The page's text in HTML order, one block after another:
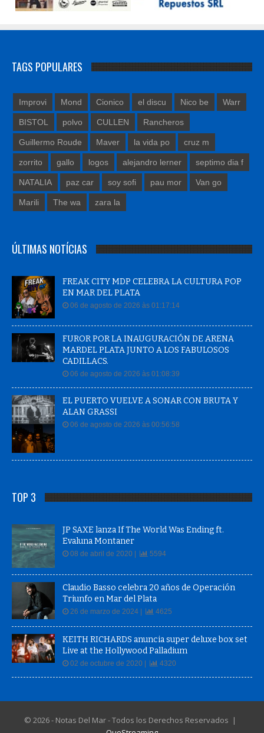
TAGS POPULARES
Improvi Mond Cionico el discu Nico be Warr
BISTOL polvo CULLEN Rancheros
Guillermo Roude Maver la vida po cruz m
zorrito gallo logos alejandro lerner septimo dia f
NATALIA paz car soy sofi pau mor Van go
Marili The wa zara la
ÚLTIMAS NOTÍCIAS
FREAK CITY MDP CELEBRA LA CULTURA POP
EN MAR DEL PLATA
06 de agosto de 2026 às 01:17:14
FUROR POR LA INAUGURACIÓN DE ARENA
MARDEL PLATA JUNTO A LOS FABULOSOS
CADILLACS.
06 de agosto de 2026 às 01:08:39
EL PUERTO VUELVE A SONAR CON BRUTA Y
ALAN GRASSI
06 de agosto de 2026 às 00:56:58
TOP 3
JP SAXE lanza If The World Was Ending ft.
Evaluna Montaner
08 de abril de 2020 | 5594
Claudio Basso celebra 20 años de Operación
Triunfo en Mar del Plata
26 de marzo de 2024 | 4625
KEITH RICHARDS anuncia super deluxe box set
Live at the Hollywood Palladium
02 de octubre de 2020 | 4320
© 2026 - Notas Del Mar - Todos los Derechos Reservados |